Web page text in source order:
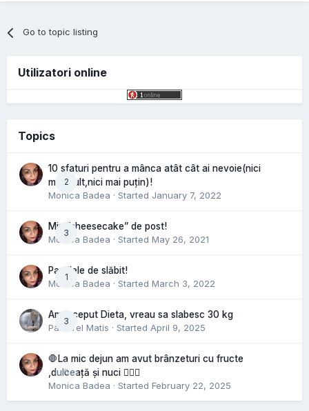
Go to topic listing
Utilizatori online
Topics
2
10 sfaturi pentru a mânca atât cât ai nevoie(nici
mai mult,nici mai puțin)!
Monica Badea · Started January 7, 2022
3
Mini”cheesecake” de post!
Monica Badea · Started May 26, 2021
1
Pastilele de slăbit!
Monica Badea · Started March 3, 2022
3
Am inceput Dieta, vreau sa slabesc 30 kg
Pastorel Matis · Started April 9, 2025
0
🛑La mic dejun am avut brânzeturi cu fructe
,dulceață și nuci 🤷🏻‍♀️
Monica Badea · Started February 22, 2025